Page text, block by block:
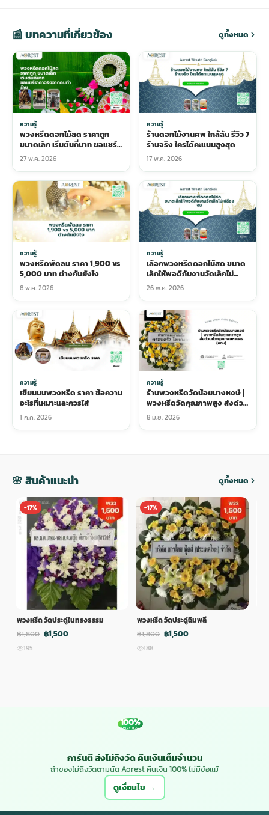
📰 บทความที่เกี่ยวข้อง ดูทั้งหมด
ความรู้
พวงหรีดดอกไม้สด ราคาถูก
ขนาดเล็ก เริ่มต้นกี่บาท ขอแชร์
ราคาจริงจากคนทำร้าน
27 พ.ค. 2026
ความรู้
ร้านดอกไม้งานศพ ใกล้ฉัน รีวิว 7
ร้านจริง ใครได้คะแนนสูงสุด
17 พ.ค. 2026
ความรู้
พวงหรีดพัดลม ราคา 1,900 vs
5,000 บาท ต่างกันยังไง
8 พ.ค. 2026
ความรู้
เลือกพวงหรีดดอกไม้สด ขนาด
เล็กให้พอดีกับงานวัดเล็กไม่
เปลืองงบ
26 พ.ค. 2026
ความรู้
เขียนบนพวงหรีด ราคา ข้อความ
อะไรที่เหมาะและควรใส่
1 ก.ค. 2026
ความรู้
ร้านพวงหรีดวัดน้อยนางหงษ์ |
พวงหรีดวัดคุณภาพสูง ส่งด่วน
ทั่วกรุงเทพมหานคร (กทม)
8 มิ.ย. 2026
🌸 สินค้าแนะนำ ดูทั้งหมด
-17%
พวงหรีด วัดประดู่ในทรงธรรม
฿1,800 ฿1,500
195
-17%
พวงหรีด วัดประดู่ฉิมพลี
฿1,800 ฿1,500
188
100%
MONEY BACK
การันตี ส่งไม่ถึงวัด คืนเงินเต็มจำนวน
ถ้าของไม่ถึงวัดตามนัด Aorest คืนเงิน 100% ไม่มีข้อแม้
ดูเงื่อนไข →